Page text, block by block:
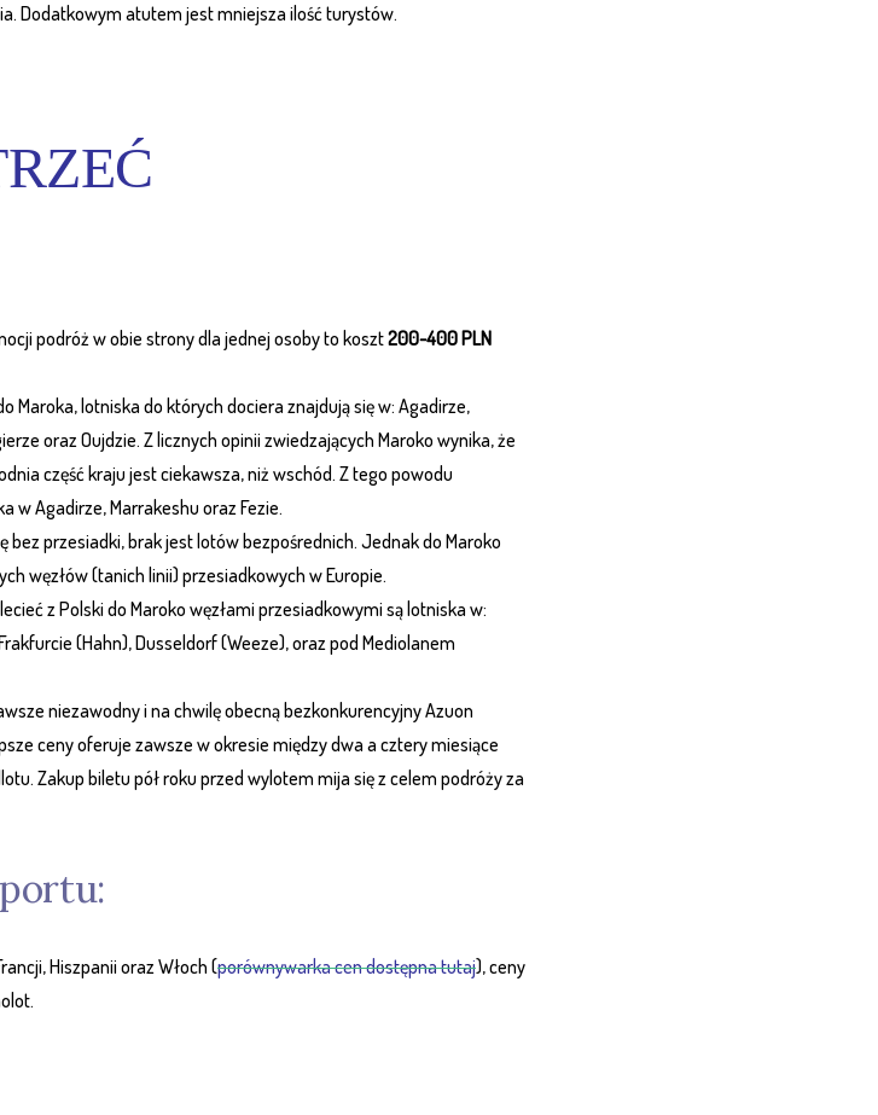
Dodatkowym atutem jest mniejsza ilość turystów.
podróż w obie strony dla jednej osoby to koszt200-400 PLN
Maroka, lotniska do których dociera znajdują się w: Agadirze,
oraz Oujdzie. Z licznych opinii zwiedzających Maroko wynika, że
część kraju jest ciekawsza, niż wschód. Z tego powodu
w Agadirze, Marrakeshu oraz Fezie.
bez przesiadki, brak jest lotów bezpośrednich. Jednak do Maroko
węzłów (tanich linii) przesiadkowych w Europie.
z Polski do Maroko węzłami przesiadkowymi są lotniska w:
(Hahn), Dusseldorf (Weeze), oraz pod Mediolanem
niezawodny i na chwilę obecną bezkonkurencyjny Azuon
ceny oferuje zawsze w okresie między dwa a cztery miesiące
Zakup biletu pół roku przed wylotem mija się z celem podróży za
Hiszpanii oraz Włoch (porównywarka cen dostępna tutaj), ceny